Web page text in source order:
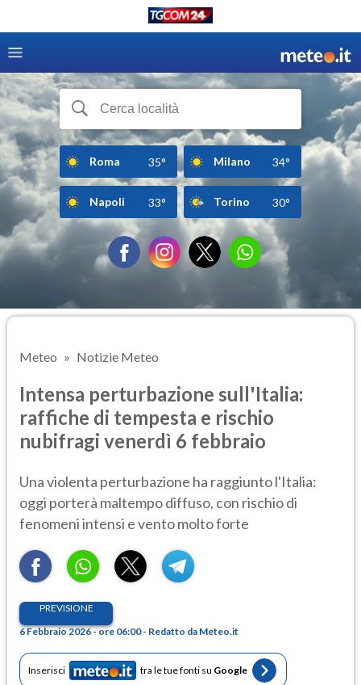
Roma 35° Milano 34°
Napoli 33° Torino 30°
Meteo Notizie Meteo
Intensa perturbazione sull'Italia:
raffiche di tempesta e rischio
nubifragi venerdì 6 febbraio
Una violenta perturbazione ha raggiunto l'Italia:
oggi porterà maltempo diffuso, con rischio di
fenomeni intensi e vento molto forte
PREVISIONE
6 Febbraio 2026 - ore 06:00 - Redatto da Meteo.it
Inserisci tra le tue fonti su Google